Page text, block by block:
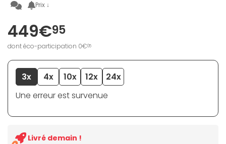
Prix ↓
449€95
dont éco-participation 0€05
3x 4x 10x 12x
24x
Une erreur est survenue
Livré demain !